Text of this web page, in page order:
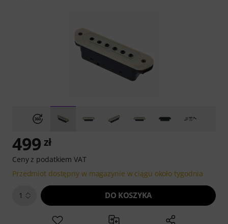
499 zł
Ceny z podatkiem VAT
Przedmiot dostępny w magazynie w ciągu około tygodnia
1 DO KOSZYKA